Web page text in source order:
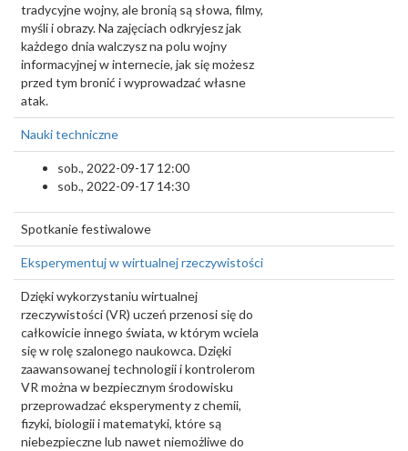
tradycyjne wojny, ale bronią są słowa, filmy,
myśli i obrazy. Na zajęciach odkryjesz jak
każdego dnia walczysz na polu wojny
informacyjnej w internecie, jak się możesz
przed tym bronić i wyprowadzać własne
atak.
Nauki techniczne
sob., 2022-09-17 12:00
sob., 2022-09-17 14:30
Spotkanie festiwalowe
Eksperymentuj w wirtualnej rzeczywistości
Dzięki wykorzystaniu wirtualnej
rzeczywistości (VR) uczeń przenosi się do
całkowicie innego świata, w którym wciela
się w rolę szalonego naukowca. Dzięki
zaawansowanej technologii i kontrolerom
VR można w bezpiecznym środowisku
przeprowadzać eksperymenty z chemii,
fizyki, biologii i matematyki, które są
niebezpieczne lub nawet niemożliwe do